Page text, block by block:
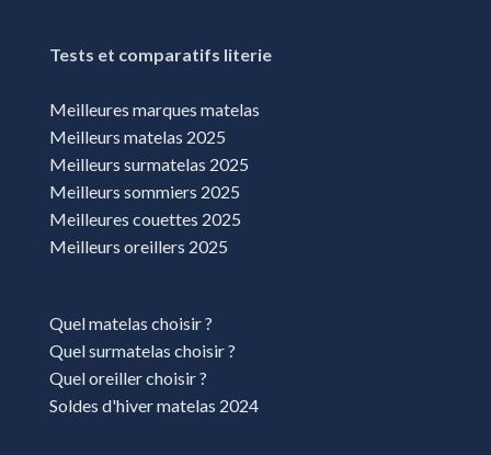
Tests et comparatifs literie
Meilleures marques matelas
Meilleurs matelas 2025
Meilleurs surmatelas 2025
Meilleurs sommiers 2025
Meilleures couettes 2025
Meilleurs oreillers 2025
Quel matelas choisir ?
Quel surmatelas choisir ?
Quel oreiller choisir ?
Soldes d'hiver matelas 2024